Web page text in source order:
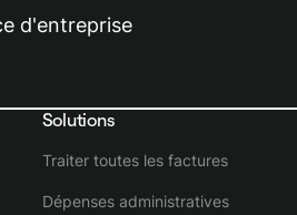
d'entreprise
Solutions
Traiter toutes les factures
Dépenses administratives